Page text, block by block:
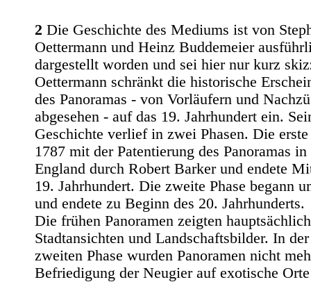
2 Die Geschichte des Mediums ist von
Oettermann und Heinz Buddemeier
dargestellt worden und sei hier nur kurz
Oettermann schränkt die historische
des Panoramas - von Vorläufern und
abgesehen - auf das 19. Jahrhundert ein.
Geschichte verlief in zwei Phasen. Die erste
1787 mit der Patentierung des Panoramas in
England durch Robert Barker und endete
19. Jahrhundert. Die zweite Phase begann
und endete zu Beginn des 20. Jahrhunderts.
Die frühen Panoramen zeigten hauptsächlich
Stadtansichten und Landschaftsbilder. In der
zweiten Phase wurden Panoramen nicht
Befriedigung der Neugier auf exotische